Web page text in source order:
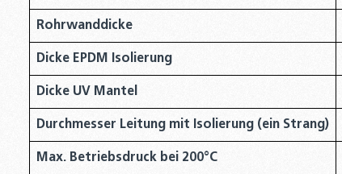
Rohrwanddicke
Dicke EPDM Isolierung
Dicke UV Mantel
Durchmesser Leitung mit Isolierung (ein Strang)
Max. Betriebsdruck bei 200°C